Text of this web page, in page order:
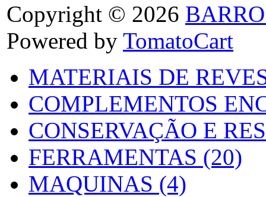
Copyright © 2026
Powered by TomatoCart
MATERIAIS DE
COMPLEMENTOS
CONSERVAÇÃO E
FERRAMENTAS (20)
MAQUINAS (4)